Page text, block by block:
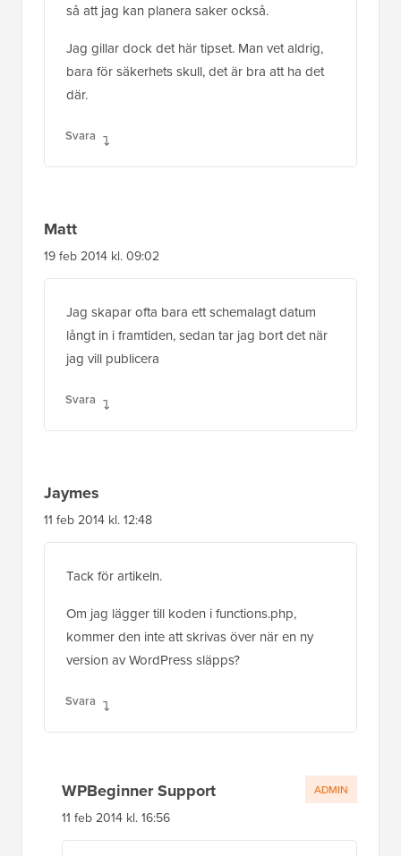
så att jag kan planera saker också.
Jag gillar dock det här tipset. Man vet aldrig,
bara för säkerhets skull, det är bra att ha det
där.
Svara
Matt
19 feb 2014 kl. 09:02
Jag skapar ofta bara ett schemalagt datum
långt in i framtiden, sedan tar jag bort det när
jag vill publicera
Svara
Jaymes
11 feb 2014 kl. 12:48
Tack för artikeln.
Om jag lägger till koden i functions.php,
kommer den inte att skrivas över när en ny
version av WordPress släpps?
Svara
WPBeginner Support
11 feb 2014 kl. 16:56
ADMIN